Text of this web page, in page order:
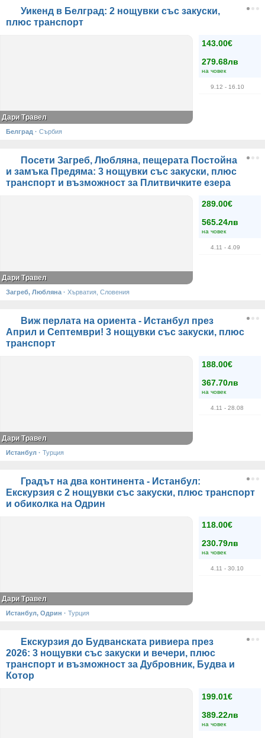
Уикенд в Белград: 2 нощувки със закуски,
плюс транспорт
143.00€
279.68лв
на човек
9.12 - 16.10
Дари Травел
Белград · Сърбия
Посети Загреб, Любляна, пещерата Постойна
и замъка Предяма: 3 нощувки със закуски, плюс
транспорт и възможност за Плитвичките езера
289.00€
565.24лв
на човек
4.11 - 4.09
Дари Травел
Загреб, Любляна · Хърватия, Словения
Виж перлата на ориента - Истанбул през
Април и Септември! 3 нощувки със закуски, плюс
транспорт
188.00€
367.70лв
на човек
4.11 - 28.08
Дари Травел
Истанбул · Турция
Градът на два континента - Истанбул:
Екскурзия с 2 нощувки със закуски, плюс транспорт
и обиколка на Одрин
118.00€
230.79лв
на човек
4.11 - 30.10
Дари Травел
Истанбул, Одрин · Турция
Екскурзия до Будванската ривиера през
2026: 3 нощувки със закуски и вечери, плюс
транспорт и възможност за Дубровник, Будва и
Котор
199.01€
389.22лв
на човек